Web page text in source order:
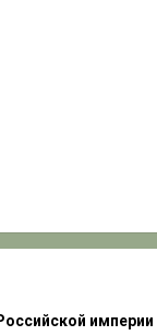
империи